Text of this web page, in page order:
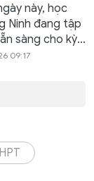
này, học
Ninh đang tập
sàng cho kỳ...
09:17